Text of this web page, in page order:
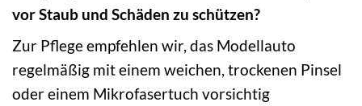
vor Staub und Schäden zu schützen?
Zur Pflege empfehlen wir, das Modellauto
regelmäßig mit einem weichen, trockenen Pinsel
oder einem Mikrofasertuch vorsichtig